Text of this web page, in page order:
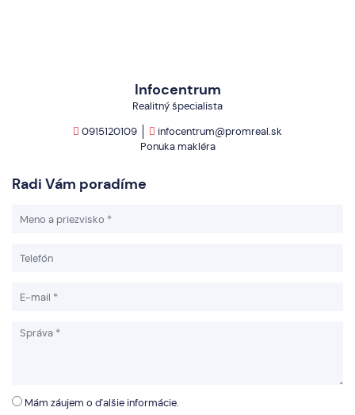
Infocentrum
Realitný špecialista
0915120109
infocentrum@promreal.sk
Ponuka makléra
Radi Vám poradíme
Mám záujem o ďalšie informácie.